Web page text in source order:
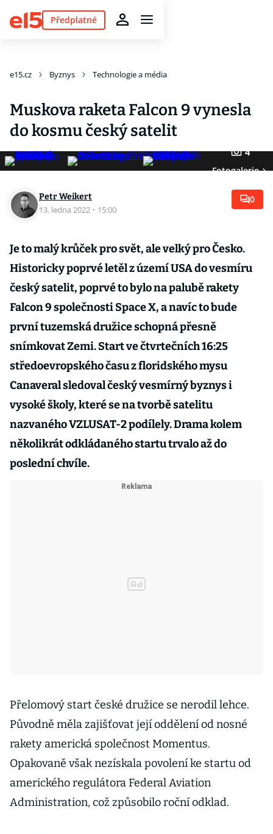
Předplatné
e15.cz Byznys Technologie a média
Muskova raketa Falcon 9 vynesla
do kosmu český satelit
4
Fotogalerie
Petr Weikert
13. ledna 2022 · 15:00
0
Je to malý krůček pro svět, ale velký pro Česko.
Historicky poprvé letěl z území USA do vesmíru
český satelit, poprvé to bylo na palubě rakety
Falcon 9 společnosti Space X, a navíc to bude
první tuzemská družice schopná přesně
snímkovat Zemi. Start ve čtvrtečních 16:25
středoevropského času z floridského mysu
Canaveral sledoval český vesmírný byznys i
vysoké školy, které se na tvorbě satelitu
nazvaného VZLUSAT-2 podílely. Drama kolem
několikrát odkládaného startu trvalo až do
poslední chvíle.
Přelomový start české družice se nerodil lehce.
Původně měla zajišťovat její oddělení od nosné
rakety americká společnost Momentus.
Opakovaně však nezískala povolení ke startu od
amerického regulátora Federal Aviation
Administration, což způsobilo roční odklad.